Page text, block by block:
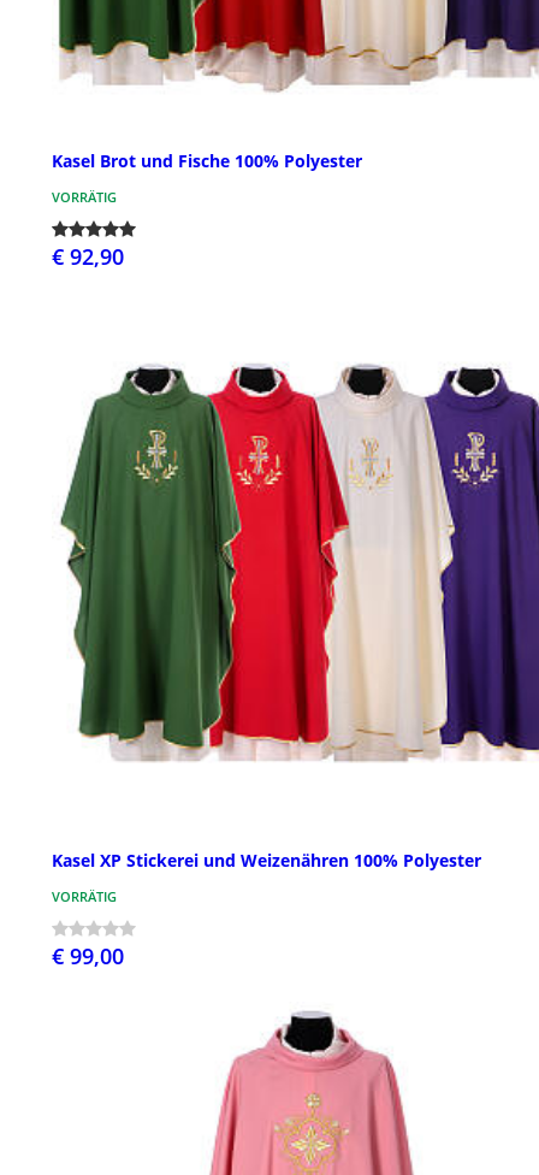
Kasel Brot und Fische 100% Polyester
VORRÄTIG
€ 92,90
Kasel XP Stickerei und Weizenähren 100% Polyester
VORRÄTIG
€ 99,00